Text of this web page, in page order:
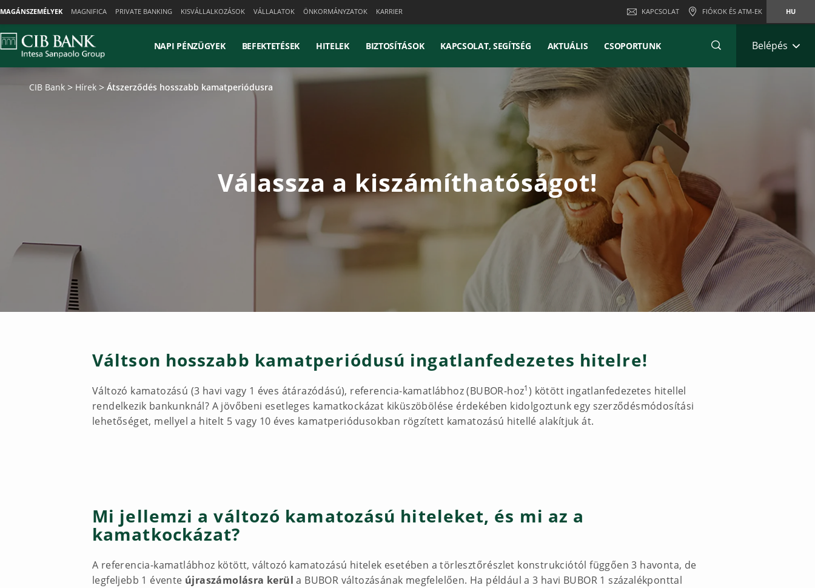
Skiplinks
MAGÁNSZEMÉLYEK MAGNIFICA PRIVATE BANKING KISVÁLLALKOZÁSOK VÁLLALATOK ÖNKORMÁNYZATOK KARRIER KAPCSOLAT FIÓKOK ÉS ATM-EK HU
NAPI PÉNZÜGYEK BEFEKTETÉSEK HITELEK BIZTOSÍTÁSOK KAPCSOLAT, SEGÍTSÉG AKTUÁLIS CSOPORTUNK Belépés
CIB Bank Hírek Átszerződés hosszabb kamatperiódusra
Válassza a kiszámíthatóságot!
Váltson hosszabb kamatperiódusú ingatlanfedezetes hitelre!
Változó kamatozású (3 havi vagy 1 éves átárazódású), referencia-kamatlábhoz (BUBOR-hoz1) kötött ingatlanfedezetes hitellel
rendelkezik bankunknál? A jövőbeni esetleges kamatkockázat kiküszöbölése érdekében kidolgoztunk egy szerződésmódosítási
lehetőséget, mellyel a hitelt 5 vagy 10 éves kamatperiódusokban rögzített kamatozású hitellé alakítjuk át.
Mi jellemzi a változó kamatozású hiteleket, és mi az a
kamatkockázat?
A referencia-kamatlábhoz kötött, változó kamatozású hitelek esetében a törlesztőrészlet konstrukciótól függően 3 havonta, de
legfeljebb 1 évente újraszámolásra kerül a BUBOR változásának megfelelően. Ha például a 3 havi BUBOR 1 százalékponttal